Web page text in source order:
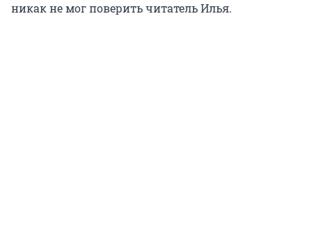
никак не мог поверить читатель Илья.